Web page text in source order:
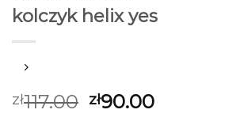
kolczyk helix yes
zł117.00 zł90.00